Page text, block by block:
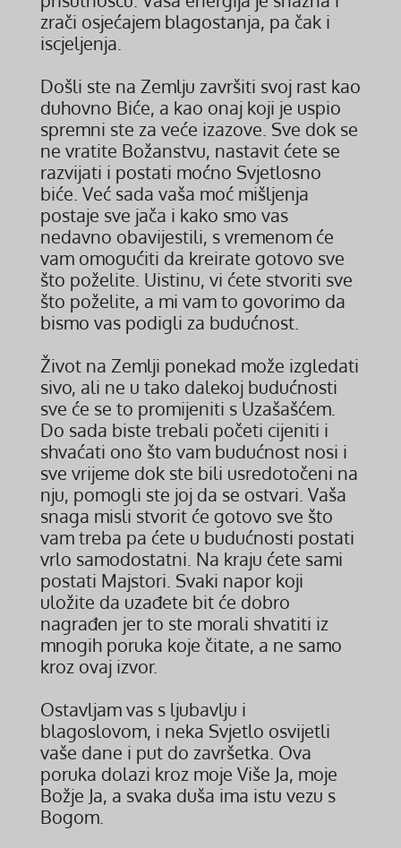
zrači osjećajem blagostanja, pa čak i
iscjeljenja.
Došli ste na Zemlju završiti svoj rast kao
duhovno Biće, a kao onaj koji je uspio
spremni ste za veće izazove. Sve dok se
ne vratite Božanstvu, nastavit ćete se
razvijati i postati moćno Svjetlosno
biće. Već sada vaša moć mišljenja
postaje sve jača i kako smo vas
nedavno obavijestili, s vremenom će
vam omogućiti da kreirate gotovo sve
što poželite. Uistinu, vi ćete stvoriti sve
što poželite, a mi vam to govorimo da
bismo vas podigli za budućnost.
Život na Zemlji ponekad može izgledati
sivo, ali ne u tako dalekoj budućnosti
sve će se to promijeniti s Uzašašćem.
Do sada biste trebali početi cijeniti i
shvaćati ono što vam budućnost nosi i
sve vrijeme dok ste bili usredotočeni na
nju, pomogli ste joj da se ostvari. Vaša
snaga misli stvorit će gotovo sve što
vam treba pa ćete u budućnosti postati
vrlo samodostatni. Na kraju ćete sami
postati Majstori. Svaki napor koji
uložite da uzađete bit će dobro
nagrađen jer to ste morali shvatiti iz
mnogih poruka koje čitate, a ne samo
kroz ovaj izvor.
Ostavljam vas s ljubavlju i
blagoslovom, i neka Svjetlo osvijetli
vaše dane i put do završetka. Ova
poruka dolazi kroz moje Više Ja, moje
Božje Ja, a svaka duša ima istu vezu s
Bogom.